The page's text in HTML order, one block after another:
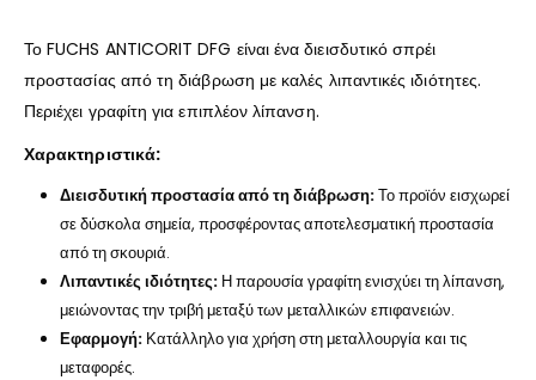
Το FUCHS ANTICORIT DFG είναι ένα διεισδυτικό σπρέι
προστασίας από τη διάβρωση με καλές λιπαντικές ιδιότητες.
Περιέχει γραφίτη για επιπλέον λίπανση.
Χαρακτηριστικά:
Διεισδυτική προστασία από τη διάβρωση:Το προϊόν εισχωρεί
σε δύσκολα σημεία, προσφέροντας αποτελεσματική προστασία
από τη σκουριά.
Λιπαντικές ιδιότητες:Η παρουσία γραφίτη ενισχύει τη λίπανση,
μειώνοντας την τριβή μεταξύ των μεταλλικών επιφανειών.
Εφαρμογή:Κατάλληλο για χρήση στη μεταλλουργία και τις
μεταφορές.